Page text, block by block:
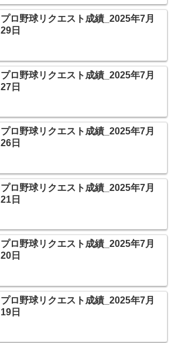
プロ野球リクエスト成績_2025年7月
29日
プロ野球リクエスト成績_2025年7月
27日
プロ野球リクエスト成績_2025年7月
26日
プロ野球リクエスト成績_2025年7月
21日
プロ野球リクエスト成績_2025年7月
20日
プロ野球リクエスト成績_2025年7月
19日